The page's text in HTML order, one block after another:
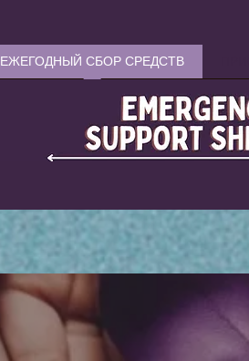
ЕЖЕГОДНЫЙ СБОР СРЕДСТВ